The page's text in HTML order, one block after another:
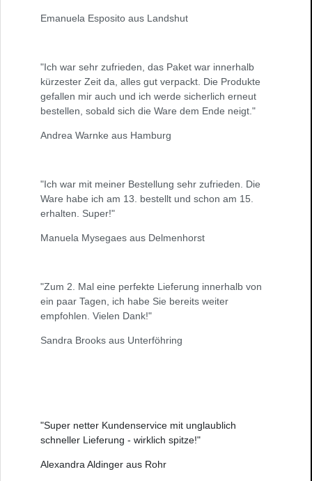
Emanuela Esposito aus Landshut
"Ich war sehr zufrieden, das Paket war innerhalb
kürzester Zeit da, alles gut verpackt. Die Produkte
gefallen mir auch und ich werde sicherlich erneut
bestellen, sobald sich die Ware dem Ende neigt."
Andrea Warnke aus Hamburg
"Ich war mit meiner Bestellung sehr zufrieden. Die
Ware habe ich am 13. bestellt und schon am 15.
erhalten. Super!"
Manuela Mysegaes aus Delmenhorst
"Zum 2. Mal eine perfekte Lieferung innerhalb von
ein paar Tagen, ich habe Sie bereits weiter
empfohlen. Vielen Dank!"
Sandra Brooks aus Unterföhring
"Super netter Kundenservice mit unglaublich
schneller Lieferung - wirklich spitze!"
Alexandra Aldinger aus Rohr